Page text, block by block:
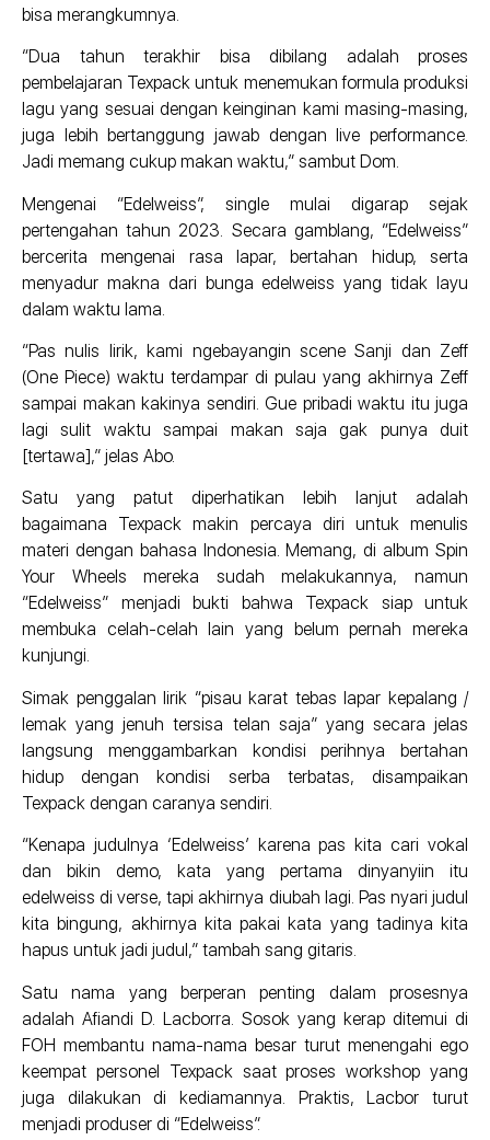
bisa merangkumnya.
“Dua tahun terakhir bisa dibilang adalah proses
pembelajaran Texpack untuk menemukan formula produksi
lagu yang sesuai dengan keinginan kami masing-masing,
juga lebih bertanggung jawab dengan live performance.
Jadi memang cukup makan waktu,” sambut Dom.
Mengenai “Edelweiss”, single mulai digarap sejak
pertengahan tahun 2023. Secara gamblang, “Edelweiss”
bercerita mengenai rasa lapar, bertahan hidup, serta
menyadur makna dari bunga edelweiss yang tidak layu
dalam waktu lama.
“Pas nulis lirik, kami ngebayangin scene Sanji dan Zeff
(One Piece) waktu terdampar di pulau yang akhirnya Zeff
sampai makan kakinya sendiri. Gue pribadi waktu itu juga
lagi sulit waktu sampai makan saja gak punya duit
[tertawa],” jelas Abo.
Satu yang patut diperhatikan lebih lanjut adalah
bagaimana Texpack makin percaya diri untuk menulis
materi dengan bahasa Indonesia. Memang, di album Spin
Your Wheels mereka sudah melakukannya, namun
“Edelweiss” menjadi bukti bahwa Texpack siap untuk
membuka celah-celah lain yang belum pernah mereka
kunjungi.
Simak penggalan lirik “pisau karat tebas lapar kepalang /
lemak yang jenuh tersisa telan saja” yang secara jelas
langsung menggambarkan kondisi perihnya bertahan
hidup dengan kondisi serba terbatas, disampaikan
Texpack dengan caranya sendiri.
“Kenapa judulnya ‘Edelweiss’ karena pas kita cari vokal
dan bikin demo, kata yang pertama dinyanyiin itu
edelweiss di verse, tapi akhirnya diubah lagi. Pas nyari judul
kita bingung, akhirnya kita pakai kata yang tadinya kita
hapus untuk jadi judul,” tambah sang gitaris.
Satu nama yang berperan penting dalam prosesnya
adalah Afiandi D. Lacborra. Sosok yang kerap ditemui di
FOH membantu nama-nama besar turut menengahi ego
keempat personel Texpack saat proses workshop yang
juga dilakukan di kediamannya. Praktis, Lacbor turut
menjadi produser di “Edelweiss”.